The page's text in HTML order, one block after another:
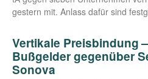
ges­tern mit. Anlass dafür sind
Vertikale Preisbindung
Bußgelder gegenüber
Sonova